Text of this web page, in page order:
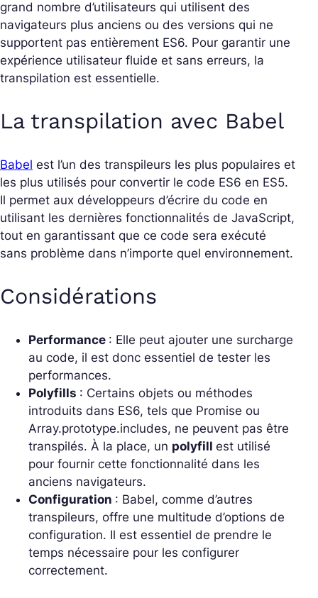
grand nombre d’utilisateurs qui utilisent des
navigateurs plus anciens ou des versions qui ne
supportent pas entièrement ES6. Pour garantir une
expérience utilisateur fluide et sans erreurs, la
transpilation est essentielle.
La transpilation avec Babel
Babel est l’un des transpileurs les plus populaires et
les plus utilisés pour convertir le code ES6 en ES5.
Il permet aux développeurs d’écrire du code en
utilisant les dernières fonctionnalités de JavaScript,
tout en garantissant que ce code sera exécuté
sans problème dans n’importe quel environnement.
Considérations
Performance : Elle peut ajouter une surcharge
au code, il est donc essentiel de tester les
performances.
Polyfills : Certains objets ou méthodes
introduits dans ES6, tels que Promise ou
Array.prototype.includes, ne peuvent pas être
transpilés. À la place, un polyfill est utilisé
pour fournir cette fonctionnalité dans les
anciens navigateurs.
Configuration : Babel, comme d’autres
transpileurs, offre une multitude d’options de
configuration. Il est essentiel de prendre le
temps nécessaire pour les configurer
correctement.